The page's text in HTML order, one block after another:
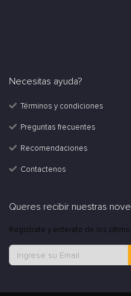
Necesitas ayuda?
Términos y condiciones
Preguntas frecuentes
Recomendaciones
Contactenos
Queres recibir nuestras
Registrate y enterate de los